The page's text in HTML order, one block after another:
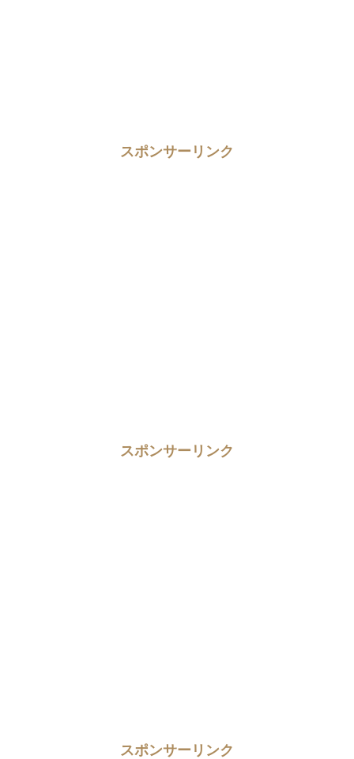
スポンサーリンク
スポンサーリンク
スポンサーリンク